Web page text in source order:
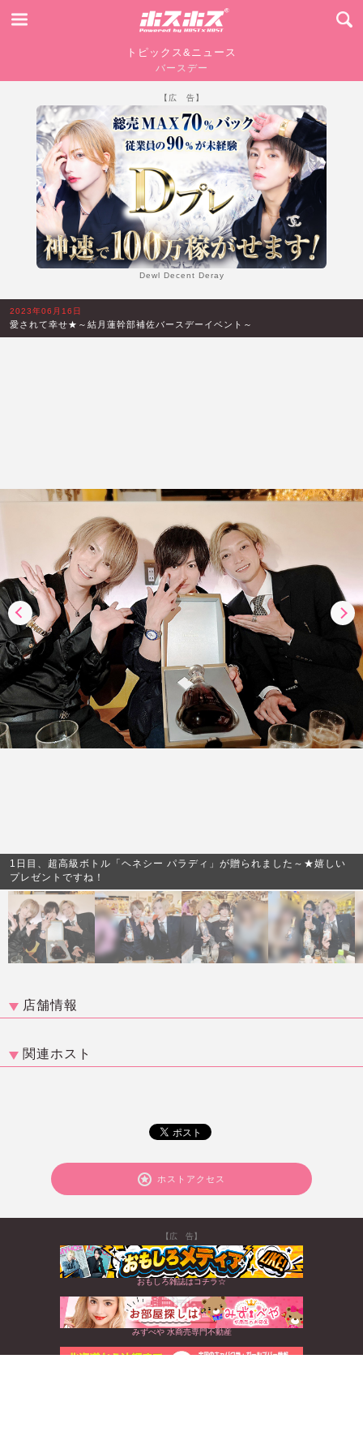
トピックス&ニュース
バースデー
【広 告】
Dewl Decent Deray
2023年06月16日
愛されて幸せ★～結月蓮幹部補佐バースデーイベント～
1日目、超高級ボトル「ヘネシー パラディ」が贈られました～★嬉しい
プレゼントですね！
店舗情報
関連ホスト
ホストアクセス
【広 告】
おもしろ雑誌はコチラ☆
みずべや 水商売専門不動産